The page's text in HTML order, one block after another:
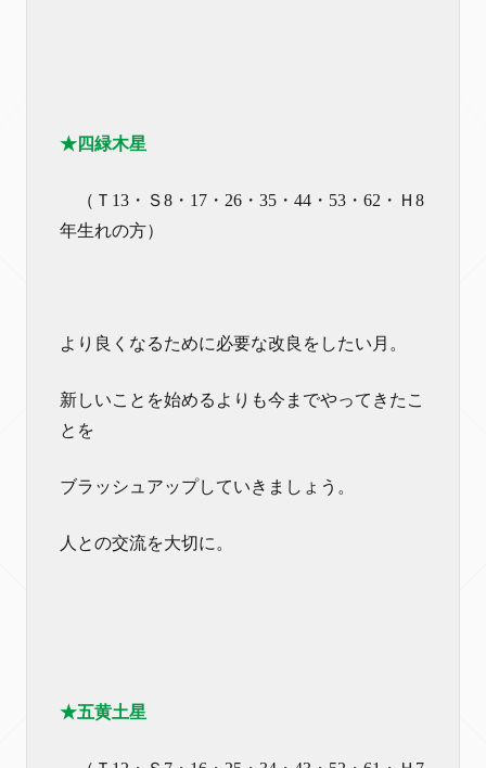
★四緑木星
（Ｔ13・Ｓ8・17・26・35・44・53・62・Ｈ8
年生れの方）
より良くなるために必要な改良をしたい月。
新しいことを始めるよりも今までやってきたこ
とを
ブラッシュアップしていきましょう。
人との交流を大切に。
★五黄土星